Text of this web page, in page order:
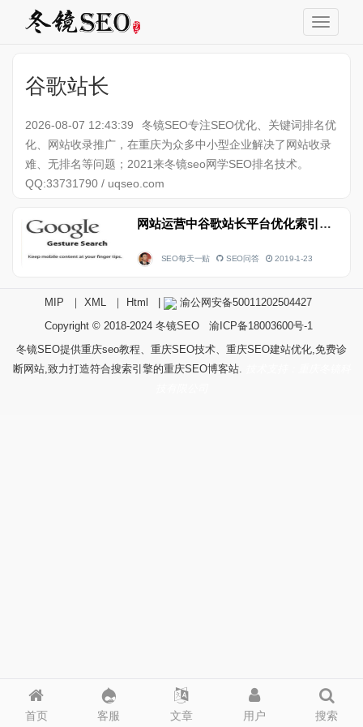
谷歌站长
2026-08-07 12:43:39
冬镜SEO专注SEO优化、关键词排名优
化、网站收录推广，在重庆为众多中小型企业解决了网站收录
难、无排名等问题；2021来冬镜seo网学SEO排名技术。
QQ:33731790 / uqseo.com
网站运营中谷歌站长平台优化索引有什么技巧
SEO每天一贴 SEO问答 2019-1-23
首页 客服 文章 用户 搜索
MIP ｜ XML ｜ Html
渝公网安备50011202504427
Copyright © 2018-2024 冬镜SEO
渝ICP备18003600号-1
冬镜SEO提供重庆seo教程、重庆SEO技术、重庆SEO建站优化,免费诊
断网站,致力打造符合搜索引擎的重庆SEO博客站.